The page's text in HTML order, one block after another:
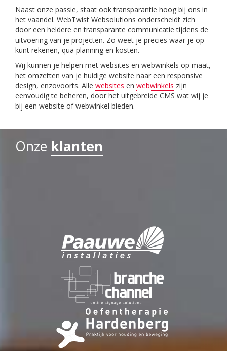
Naast onze passie, staat ook transparantie hoog bij ons in
het vaandel. WebTwist Websolutions onderscheidt zich
door een heldere en transparante communicatie tijdens de
uitvoering van je projecten. Zo weet je precies waar je op
kunt rekenen, qua planning en kosten.
Wij kunnen je helpen met websites en webwinkels op maat,
het omzetten van je huidige website naar een responsive
design, enzovoorts. Alle websites en webwinkels zijn
eenvoudig te beheren, door het uitgebreide CMS wat wij je
bij een website of webwinkel bieden.
Onze klanten